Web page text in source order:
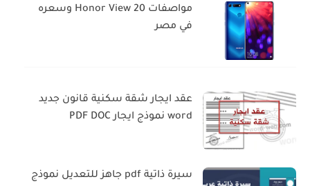
مواصفات Honor View 20 وسعره
في مصر
عقد ايجار شقة سكنية قانون جديد
word نموذج ايجار PDF DOC
سيرة ذاتية pdf جاهز للتعديل نموذج